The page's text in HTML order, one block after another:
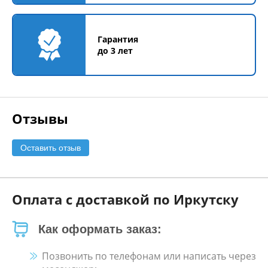
Гарантия
до 3 лет
Отзывы
Оставить отзыв
Оплата с доставкой по Иркутску
Как оформать заказ:
Позвонить по телефонам или написать через